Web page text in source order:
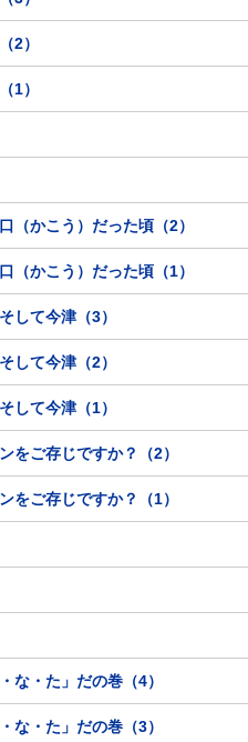
2）
1）
かこう）だった頃（2）
かこう）だった頃（1）
て今津（3）
て今津（2）
て今津（1）
ご存じですか？（2）
ご存じですか？（1）
・た」だの巻（4）
・た」だの巻（3）